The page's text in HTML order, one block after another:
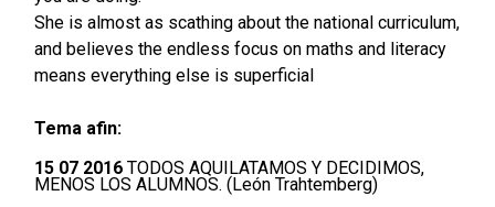
She is almost as scathing about the national curriculum,
and believes the endless focus on maths and literacy
means everything else is superficial
Tema afin:
15 07 2016TODOS AQUILATAMOS Y DECIDIMOS,
MENOS LOS ALUMNOS. (León Trahtemberg)